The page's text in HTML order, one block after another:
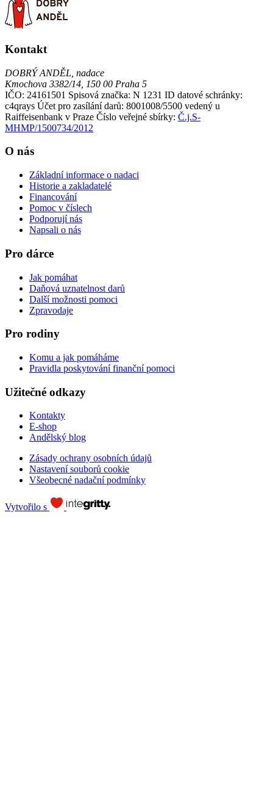
Kontakt
DOBRÝ ANDĚL, nadace
Kmochova 3382/14, 150 00 Praha 5
IČO: 24161501 Spisová značka: N 1231 ID datové schránky:
c4qrays Účet pro zasílání darů: 8001008/5500 vedený u
Raiffeisenbank v Praze Číslo veřejné sbírky: Č.j.S-
MHMP/1500734/2012
O nás
Základní informace o nadaci
Historie a zakladatelé
Financování
Pomoc v číslech
Podporují nás
Napsali o nás
Pro dárce
Jak pomáhat
Daňová uznatelnost darů
Další možnosti pomoci
Zpravodaje
Pro rodiny
Komu a jak pomáháme
Pravidla poskytování finanční pomoci
Užitečné odkazy
Kontakty
E-shop
Andělský blog
Zásady ochrany osobních údajů
Nastavení souborů cookie
Všeobecné nadační podmínky
Vytvořilo s